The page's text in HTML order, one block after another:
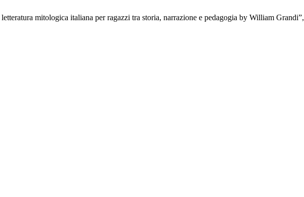
mitologica italiana per ragazzi tra storia, narrazione e pedagogia by William Grandi”,